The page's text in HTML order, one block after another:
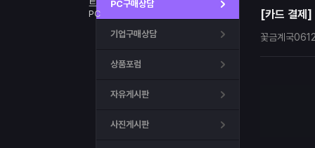
PC구매상담
기업구매상담
상품포럼
자유게시판
사진게시판
[카드 결제]
꽃금계국